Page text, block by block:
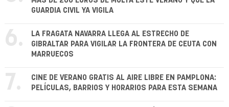
GUARDIA CIVIL YA VIGILA
6.
LA FRAGATA NAVARRA LLEGA AL ESTRECHO DE
GIBRALTAR PARA VIGILAR LA FRONTERA DE CEUTA CON
MARRUECOS
7.
CINE DE VERANO GRATIS AL AIRE LIBRE EN PAMPLONA:
PELÍCULAS, BARRIOS Y HORARIOS PARA ESTA SEMANA